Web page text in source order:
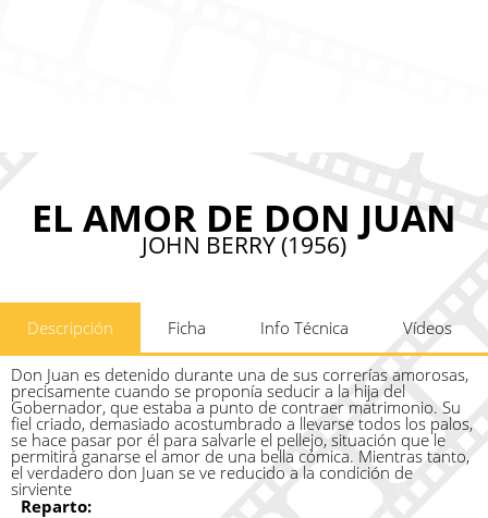
EL AMOR DE DON JUAN
JOHN BERRY (1956)
Descripción Ficha Info Técnica Vídeos
Don Juan es detenido durante una de sus correrías amorosas,
precisamente cuando se proponía seducir a la hija del
Gobernador, que estaba a punto de contraer matrimonio. Su
fiel criado, demasiado acostumbrado a llevarse todos los palos,
se hace pasar por él para salvarle el pellejo, situación que le
permitirá ganarse el amor de una bella cómica. Mientras tanto,
el verdadero don Juan se ve reducido a la condición de
sirviente
Reparto: